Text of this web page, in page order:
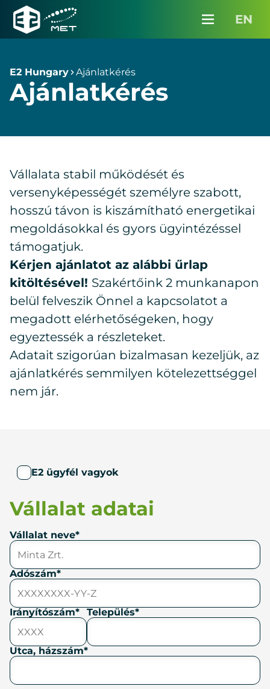
E2
Menü
Karrier
Kapcsolat
EN
E2 Hungary Ajánlatkérés
Ajánlatkérés
Vállalata stabil működését és
versenyképességét személyre szabott,
hosszú távon is kiszámítható energetikai
megoldásokkal és gyors ügyintézéssel
támogatjuk.
Kérjen ajánlatot az alábbi űrlap
kitöltésével! Szakértőink 2 munkanapon
belül felveszik Önnel a kapcsolatot a
megadott elérhetőségeken, hogy
egyeztessék a részleteket.
Adatait szigorúan bizalmasan kezeljük, az
ajánlatkérés semmilyen kötelezettséggel
nem jár.
E2 ügyfél vagyok
Vállalat adatai
Vállalat neve
Adószám
Irányítószám Település
Utca, házszám